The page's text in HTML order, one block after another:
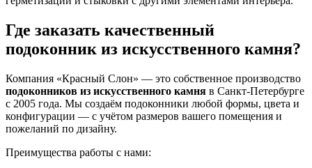
Где заказать качественный
подоконник из искусственного камня?
Компания «Красный Слон» — это собственное производство
подоконников из искусственного камня в Санкт-Петербурге
с 2005 года. Мы создаём подоконники любой формы, цвета и
конфигурации — с учётом размеров вашего помещения и
пожеланий по дизайну.
Преимущества работы с нами: